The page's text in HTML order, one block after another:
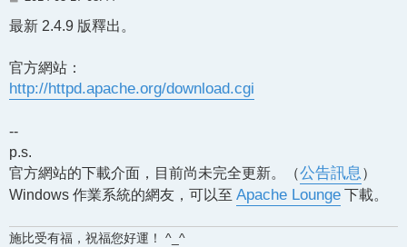
最新 2.4.9 版釋出。
官方網站：
http://httpd.apache.org/download.cgi
--
p.s.
官方網站的下載介面，目前尚未完全更新。（公告訊息）
Windows 作業系統的網友，可以至 Apache Lounge 下載。
施比受有福，祝福您好運！ ^_^